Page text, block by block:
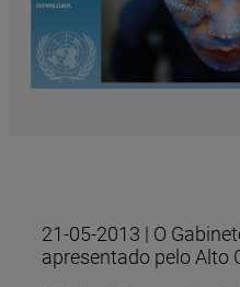
21-05-2013 | O
apresentado pelo Alto